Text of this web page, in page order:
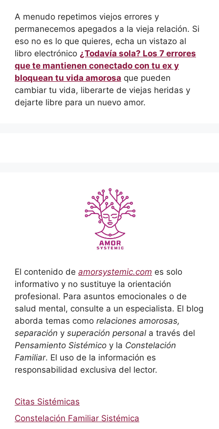
A menudo repetimos viejos errores y
permanecemos apegados a la vieja relación. Si
eso no es lo que quieres, echa un vistazo al
libro electrónico ¿Todavía sola? Los 7 errores
que te mantienen conectado con tu ex y
bloquean tu vida amorosa que pueden
cambiar tu vida, liberarte de viejas heridas y
dejarte libre para un nuevo amor.
El contenido de amorsystemic.com es solo
informativo y no sustituye la orientación
profesional. Para asuntos emocionales o de
salud mental, consulte a un especialista. El blog
aborda temas como relaciones amorosas,
separación y superación personal a través del
Pensamiento Sistémico y la Constelación
Familiar. El uso de la información es
responsabilidad exclusiva del lector.
Citas Sistémicas
Constelación Familiar Sistémica